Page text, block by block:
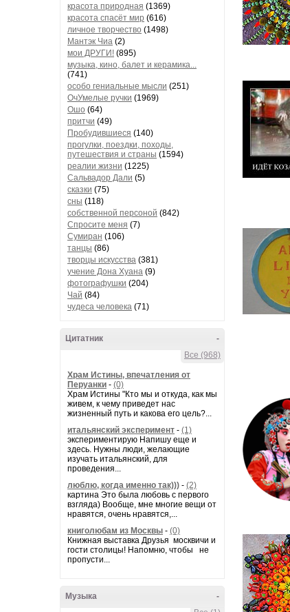
красота природная (1369)
красота спасёт мир (616)
личное творчество (1498)
Мантэк Чиа (2)
мои ДРУГИ! (895)
музыка, кино, балет и керамика...
(741)
особо гениальные мысли (251)
ОчУмелые ручки (1969)
Ошо (64)
притчи (49)
Пробудившиеся (140)
прогулки, поездки, походы,
путешествия и страны (1594)
реалии жизни (1225)
Сальвадор Дали (5)
сказки (75)
сны (118)
собственной персоной (842)
Спросите меня (7)
Сумиран (106)
танцы (86)
творцы искусства (381)
учение Дона Хуана (9)
фотографушки (204)
Чай (84)
чудеса человека (71)
-
Цитатник
Все (968)
Храм Истины, впечатления от
Перуанки - (0)
Храм Истины "Кто мы и откуда, как мы
живем, к чему приведет нас
жизненный путь и какова его цель?...
итальянский эксперимент - (1)
экспериментирую Напишу еще и
здесь. Нужны люди, желающие
изучать итальянский, для
проведения...
люблю, когда именно так))) - (2)
картина Это была любовь с первого
взгляда) Вообще, мне многие вещи от
нравятся, очень нравятся,...
книголюбам из Москвы - (0)
Книжная выставка Друзья москвичи и
гости столицы! Напомню, чтобы не
пропусти...
-
Музыка